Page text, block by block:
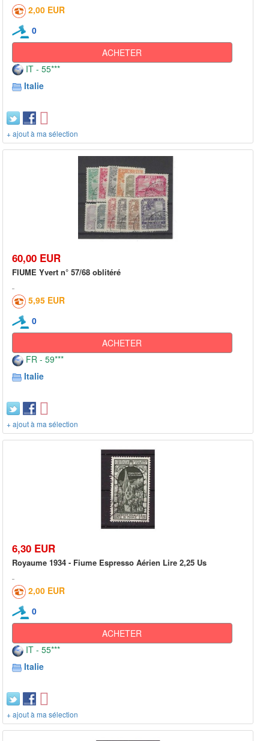
2,00 EUR
0
ACHETER
IT - 55***
Italie
+ ajout à ma sélection
60,00 EUR
FIUME Yvert n° 57/68 oblitéré
5,95 EUR
0
ACHETER
FR - 59***
Italie
+ ajout à ma sélection
6,30 EUR
Royaume 1934 - Fiume Espresso Aérien Lire 2,25 Us
2,00 EUR
0
ACHETER
IT - 55***
Italie
+ ajout à ma sélection